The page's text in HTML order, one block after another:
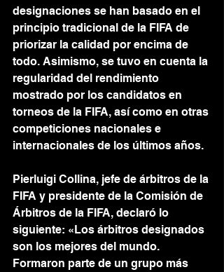
designaciones se han basado en el
principio tradicional de la FIFA de
priorizar la calidad por encima de
todo. Asimismo, se tuvo en cuenta la
regularidad del rendimiento
mostrado por los candidatos en
torneos de la FIFA, así como en otras
competiciones nacionales e
internacionales de los últimos años.
Pierluigi Collina, jefe de árbitros de la
FIFA y presidente de la Comisión de
Árbitros de la FIFA, declaró lo
siguiente: «Los árbitros designados
son los mejores del mundo.
Formaron parte de un grupo más